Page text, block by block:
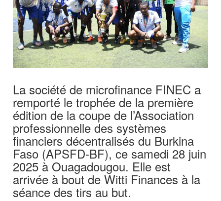
La société de microfinance FINEC a
remporté le trophée de la première
édition de la coupe de l’Association
professionnelle des systèmes
financiers décentralisés du Burkina
Faso (APSFD-BF), ce samedi 28 juin
2025 à Ouagadougou. Elle est
arrivée à bout de Witti Finances à la
séance des tirs au but.